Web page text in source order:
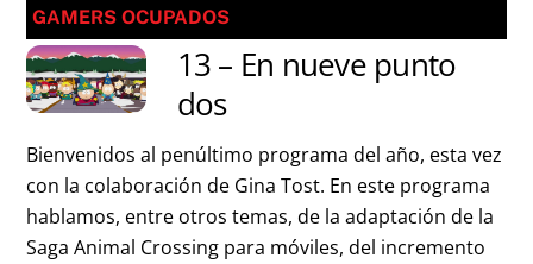
GAMERS OCUPADOS
13 – En nueve punto
dos
Bienvenidos al penúltimo programa del año, esta vez
con la colaboración de Gina Tost. En este programa
hablamos, entre otros temas, de la adaptación de la
Saga Animal Crossing para móviles, del incremento